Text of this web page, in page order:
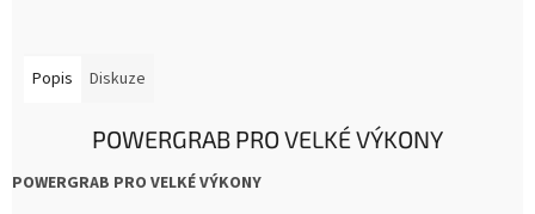
Popis Diskuze
POWERGRAB PRO VELKÉ VÝKONY
POWERGRAB PRO VELKÉ VÝKONY